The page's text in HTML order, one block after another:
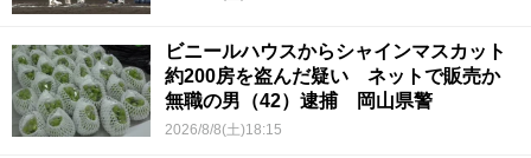
ビニールハウスからシャインマスカット
約200房を盗んだ疑い ネットで販売か
無職の男（42）逮捕 岡山県警
2026/8/8(土)18:15